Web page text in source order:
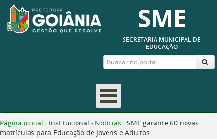
SME
SECRETARIA MUNICIPAL DE
EDUCAÇÃO
Página inicial › Institucional › Notícias › SME garante 60 novas
matrículas para Educação de Jovens e Adultos